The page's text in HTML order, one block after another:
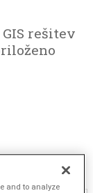
rešitev
and to analyze